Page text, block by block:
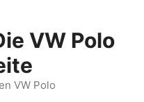
VW Polo
VW Polo